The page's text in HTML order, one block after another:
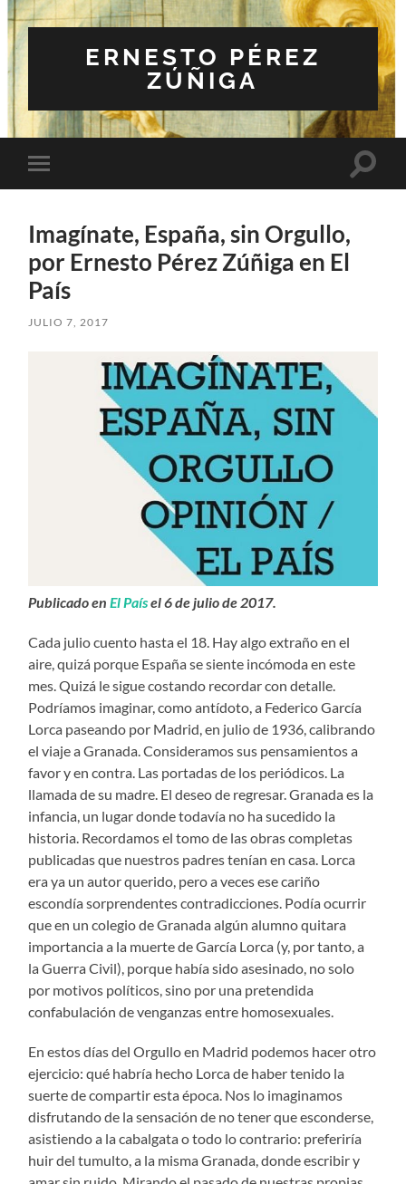
ERNESTO PÉREZ
ZÚÑIGA
Alternar
el
Imagínate, España, sin Orgullo,
por Ernesto Pérez Zúñiga en El
País
JULIO 7, 2017
Publicado enEl Paísel 6 de julio de 2017.
Cada julio cuento hasta el 18. Hay algo extraño en el
aire, quizá porque España se siente incómoda en este
mes. Quizá le sigue costando recordar con detalle.
Podríamos imaginar, como antídoto, a Federico García
Lorca paseando por Madrid, en julio de 1936, calibrando
el viaje a Granada. Consideramos sus pensamientos a
favor y en contra. Las portadas de los periódicos. La
llamada de su madre. El deseo de regresar. Granada es la
infancia, un lugar donde todavía no ha sucedido la
historia. Recordamos el tomo de las obras completas
publicadas que nuestros padres tenían en casa. Lorca
era ya un autor querido, pero a veces ese cariño
escondía sorprendentes contradicciones. Podía ocurrir
que en un colegio de Granada algún alumno quitara
importancia a la muerte de García Lorca (y, por tanto, a
la Guerra Civil), porque había sido asesinado, no solo
por motivos políticos, sino por una pretendida
confabulación de venganzas entre homosexuales.
En estos días del Orgullo en Madrid podemos hacer otro
ejercicio: qué habría hecho Lorca de haber tenido la
suerte de compartir esta época. Nos lo imaginamos
disfrutando de la sensación de no tener que esconderse,
asistiendo a la cabalgata o todo lo contrario: preferiría
huir del tumulto, a la misma Granada, donde escribir y